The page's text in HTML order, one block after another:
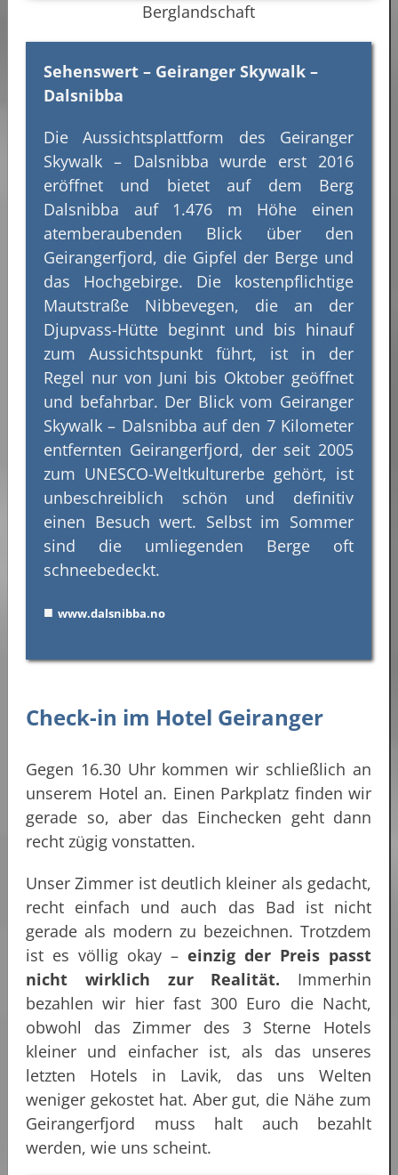
Berglandschaft
Sehenswert – Geiranger Skywalk –
Dalsnibba
Die Aussichtsplattform des Geiranger
Skywalk – Dalsnibba wurde erst 2016
eröffnet und bietet auf dem Berg
Dalsnibba auf 1.476 m Höhe einen
atemberaubenden Blick über den
Geirangerfjord, die Gipfel der Berge und
das Hochgebirge. Die kostenpflichtige
Mautstraße Nibbevegen, die an der
Djupvass-Hütte beginnt und bis hinauf
zum Aussichtspunkt führt, ist in der
Regel nur von Juni bis Oktober geöffnet
und befahrbar. Der Blick vom Geiranger
Skywalk – Dalsnibba auf den 7 Kilometer
entfernten Geirangerfjord, der seit 2005
zum UNESCO-Weltkulturerbe gehört, ist
unbeschreiblich schön und definitiv
einen Besuch wert. Selbst im Sommer
sind die umliegenden Berge oft
schneebedeckt.
■ www.dalsnibba.no
Check-in im Hotel Geiranger
Gegen 16.30 Uhr kommen wir schließlich an
unserem Hotel an. Einen Parkplatz finden wir
gerade so, aber das Einchecken geht dann
recht zügig vonstatten.
Unser Zimmer ist deutlich kleiner als gedacht,
recht einfach und auch das Bad ist nicht
gerade als modern zu bezeichnen. Trotzdem
ist es völlig okay – einzig der Preis passt
nicht wirklich zur Realität. Immerhin
bezahlen wir hier fast 300 Euro die Nacht,
obwohl das Zimmer des 3 Sterne Hotels
kleiner und einfacher ist, als das unseres
letzten Hotels in Lavik, das uns Welten
weniger gekostet hat. Aber gut, die Nähe zum
Geirangerfjord muss halt auch bezahlt
werden, wie uns scheint.